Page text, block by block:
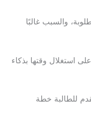
والسبب غالبًا
استغلال وقتها بذكاء
للطالبة خطة